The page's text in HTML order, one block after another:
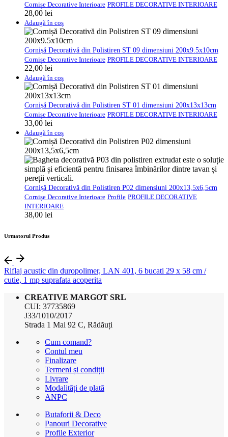
Cornișe Decorative Interioare PROFILE DECORATIVE INTERIOARE
28,00 lei
Adaugă în coș
Cornișă Decorativă din Polistiren ST 09 dimensiuni 200x9.5x10cm
Cornișe Decorative Interioare PROFILE DECORATIVE INTERIOARE
22,00 lei
Adaugă în coș
Cornișă Decorativă din Polistiren ST 01 dimensiuni 200x13x13cm
Cornișe Decorative Interioare PROFILE DECORATIVE INTERIOARE
33,00 lei
Adaugă în coș
Cornișă Decorativă din Polistiren P02 dimensiuni 200x13,5x6,5cm
Cornișe Decorative Interioare Profile PROFILE DECORATIVE
INTERIOARE
38,00 lei
Urmatorul Produs
Riflaj acustic din duropolimer, LAN 401, 6 bucati 29 x 58 cm /
cutie, 1 mp suprafata acoperita
CREATIVE MARGOT SRL
CUI: 37735869
J33/1010/2017
Strada 1 Mai 92 C, Rădăuți
Cum comand?
Contul meu
Finalizare
Termeni și condiții
Livrare
Modalități de plată
ANPC
Butaforii & Deco
Panouri Decorative
Profile Exterior